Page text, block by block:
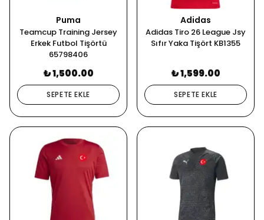
Puma
Teamcup Training Jersey
Erkek Futbol Tişörtü
65798406
₺ 1,500.00
SEPETE EKLE
Adidas
Adidas Tiro 26 League Jsy
Sıfır Yaka Tişört KB1355
₺ 1,599.00
SEPETE EKLE